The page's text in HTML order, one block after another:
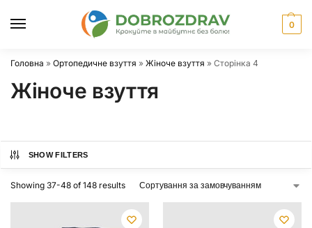
0
Головна » Ортопедичне взуття » Жіноче взуття » Сторінка 4
Жіноче взуття
SHOW FILTERS
Showing 37-48 of 148 results